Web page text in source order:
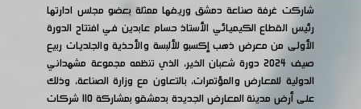
الضريبي، والمبادرة إلى تسوية الالتزامات المستحقة وتقديم
بيانات ضريبية صادقة ومقنعة وفق القوانين والأنظمة
المؤسسة العامة للتأمينات الاجتماعية تعلمنا
بعدم قبول أي معاملة لصناعي الا اذا أبرز صورة عن تسجيل
الغرفة لنفس العام (تطلب لمرة واحدة )
شاركت غرفة صناعة دمشق وريفها ممثلة بعضو مجلس ادارتها
رئيس القطاع الكيميائي الأستاذ حسام عابدين في افتتاح الدورة
الأولى من معرض ذهب إكسبو للألبسة والأحذية والجلديات ربيع
صيف 2024 دورة شعبان الخير، الذي تنظمه مجموعة مشهداني
الدولية للمعارض والمؤتمرات، بالتعاون مع وزارة الصناعة، وذلك
على أرض مدينة المعارض الجديدة بدمشقو بمشاركة 110 شركات